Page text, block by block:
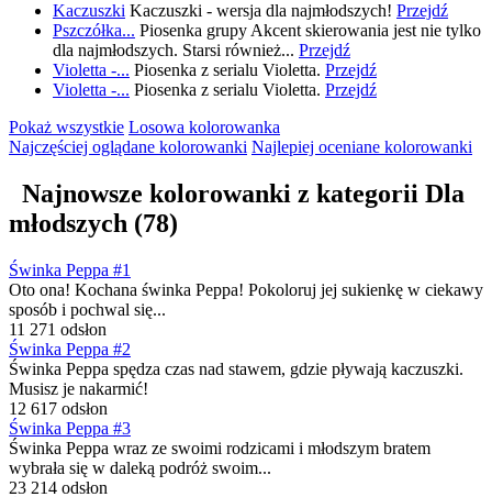
Kaczuszki Kaczuszki - wersja dla najmłodszych! Przejdź
Pszczółka... Piosenka grupy Akcent skierowania jest nie tylko
dla najmłodszych. Starsi również... Przejdź
Violetta -... Piosenka z serialu Violetta. Przejdź
Violetta -... Piosenka z serialu Violetta. Przejdź
Pokaż wszystkie Losowa kolorowanka
Najczęściej oglądane kolorowanki Najlepiej oceniane kolorowanki
Najnowsze kolorowanki z kategorii Dla
młodszych (78)
Świnka Peppa #1
Oto ona! Kochana świnka Peppa! Pokoloruj jej sukienkę w ciekawy
sposób i pochwal się...
11 271 odsłon
Świnka Peppa #2
Świnka Peppa spędza czas nad stawem, gdzie pływają kaczuszki.
Musisz je nakarmić!
12 617 odsłon
Świnka Peppa #3
Świnka Peppa wraz ze swoimi rodzicami i młodszym bratem
wybrała się w daleką podróż swoim...
23 214 odsłon